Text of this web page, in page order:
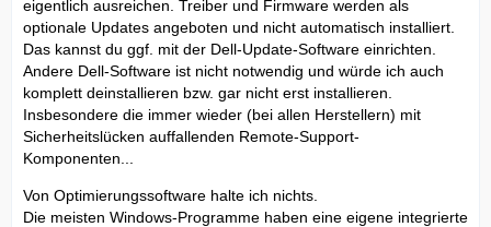
eigentlich ausreichen. Treiber und Firmware werden als
optionale Updates angeboten und nicht automatisch installiert.
Das kannst du ggf. mit der Dell-Update-Software einrichten.
Andere Dell-Software ist nicht notwendig und würde ich auch
komplett deinstallieren bzw. gar nicht erst installieren.
Insbesondere die immer wieder (bei allen Herstellern) mit
Sicherheitslücken auffallenden Remote-Support-
Komponenten...
Von Optimierungssoftware halte ich nichts.
Die meisten Windows-Programme haben eine eigene integrierte